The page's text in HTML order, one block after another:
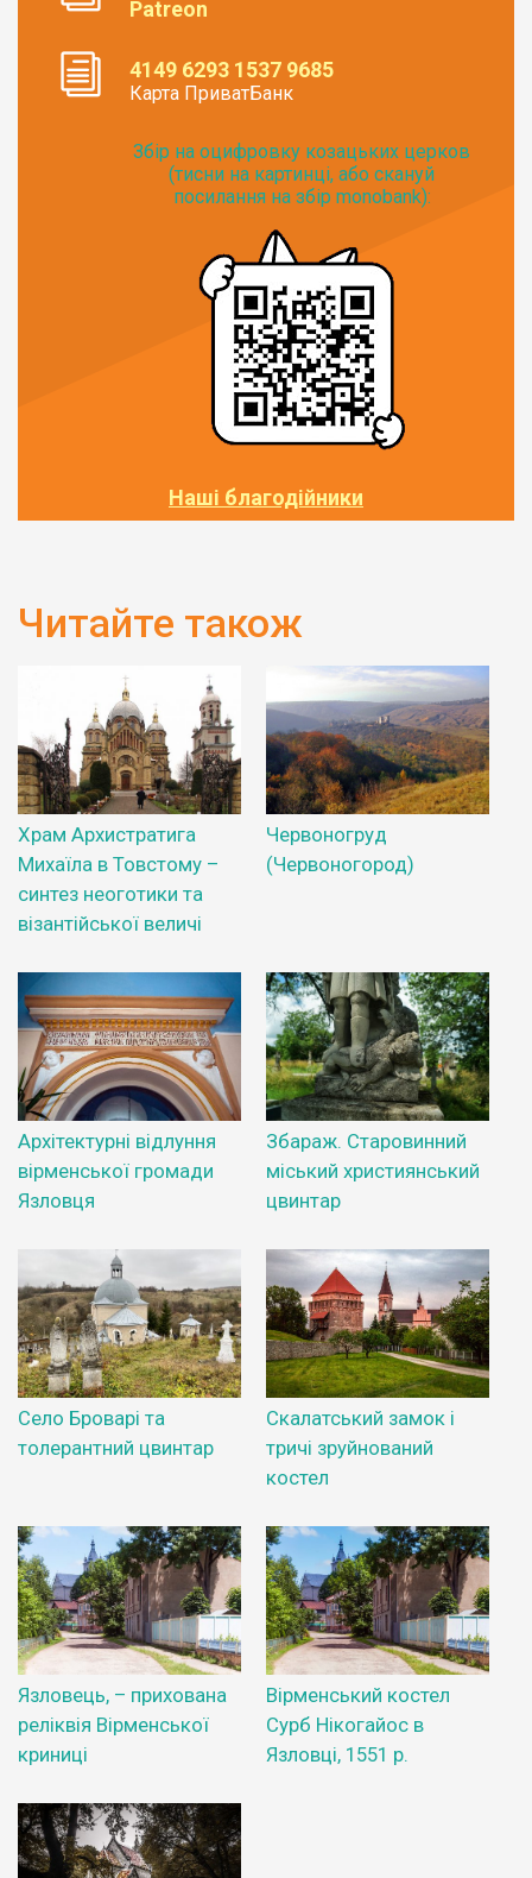
Patreon
4149 6293 1537 9685
Карта ПриватБанк
Збір на оцифровку козацьких церков
(тисни на картинці, або скануй
посилання на збір monobank):
Наші благодійники
Читайте також
Храм Архистратига
Михаїла в Товстому –
синтез неоготики та
візантійської величі
Червоногруд
(Червоногород)
Архітектурні відлуння
вірменської громади
Язловця
Збараж. Старовинний
міський християнський
цвинтар
Село Броварі та
толерантний цвинтар
Скалатський замок і
тричі зруйнований
костел
Язловець, – прихована
реліквія Вірменської
криниці
Вірменський костел
Сурб Нікогайос в
Язловці, 1551 р.